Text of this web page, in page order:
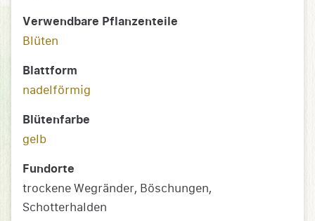
Verwendbare Pflanzenteile
Blüten
Blattform
nadelförmig
Blütenfarbe
gelb
Fundorte
trockene Wegränder, Böschungen,
Schotterhalden